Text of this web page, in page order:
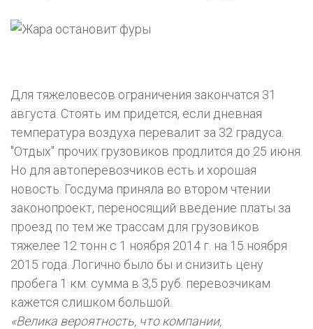
Для тяжеловесов ограничения закончатся 31
августа. Стоять им придется, если дневная
температура воздуха перевалит за 32 градуса.
"Отдых" прочих грузовиков продлится до 25 июня.
Но для автоперевозчиков есть и хорошая
новость. Госдума приняла во втором чтении
законопроект, переносящий введение платы за
проезд по тем же трассам для грузовиков
тяжелее 12 тонн с 1 ноября 2014 г. на 15 ноября
2015 года. Логично было бы и снизить цену
пробега 1 км: сумма в 3,5 руб. перевозчикам
кажется слишком большой.
«Велика вероятность, что компании,